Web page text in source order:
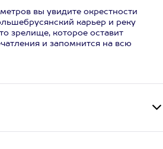
вы увидите окрестности
карьер и реку
зрелище, которое оставит
и запомнится на всю